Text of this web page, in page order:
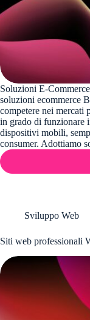
Soluzioni E-
soluzioni ecommerce
competere nei mercati
in grado di funzionare
dispositivi mobili,
consumer. Adottiamo
Sviluppo Web
Siti web professionali